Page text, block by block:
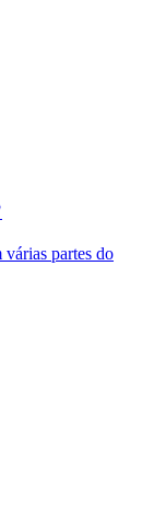
várias partes do